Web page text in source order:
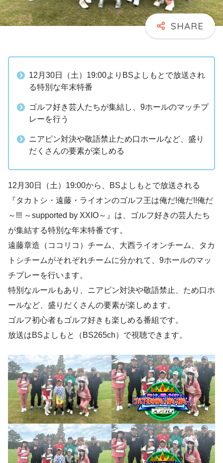
12月30日（土）19:00よりBSよしもとで放送され
る特別な年末特番
ゴルフ好き芸人たちが集結し、9ホールのマッチプ
レーを行う
ニアピン対決や敬語禁止ため口ホールなど、盛り
だくさんの要素が楽しめる
12月30日（土）19:00から、BSよしもとで放送される
『タカトシ・遠藤・ライオンのゴルフ王は俺だ!俺だ!!俺だ
～!!! ～supported by XXIO～』は、ゴルフ好きの芸人たち
が集結する特別な年末特番です。
遠藤章造（ココリコ）チーム、大西ライオンチーム、タカ
トシチームがそれぞれチームに分かれて、9ホールのマッ
チプレーを行います。
特別なルールもあり、ニアピン対決や敬語禁止、ため口ホ
ールなど、盛りだくさんの要素が楽しめます。
ゴルフ初心者もゴルフ好きも楽しめる番組です。
放送はBSよしもと（BS265ch）で視聴できます。